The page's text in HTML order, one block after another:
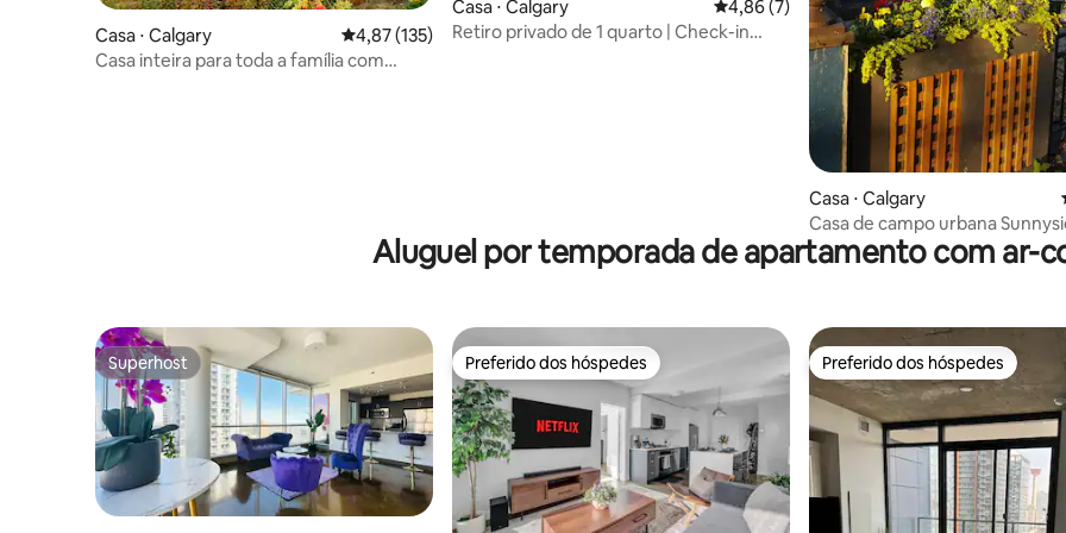
Casa ⋅ Calgary 4,87 de uma avaliação média de 5, 135 avaliações
4,87 (135)
Casa inteira para toda a família com
Casa ⋅ Calgary 4,86 de uma avaliação média de 5, 7
4,86 (7)
Retiro privado de 1 quarto | Check-in
Casa ⋅ Calgary
Casa de campo urbana
Aluguel por temporada de apartamento com ar-
Superhost
Superhost Preferido dos hóspedes
Preferido dos hóspedes Preferido dos hóspedes
Preferido dos hóspedes